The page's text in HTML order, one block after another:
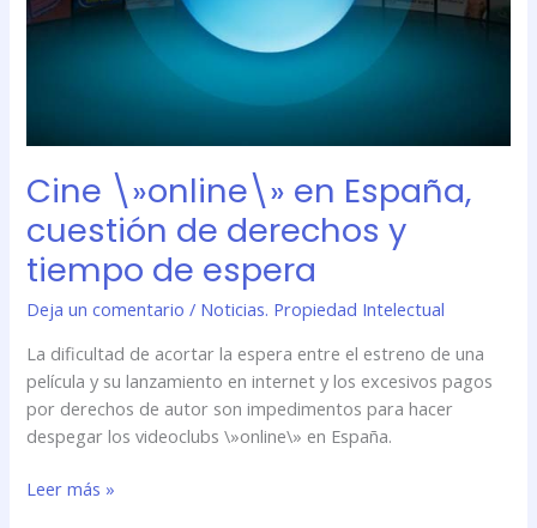
Cine \»online\» en España,
cuestión de derechos y
tiempo de espera
Deja un comentario / Noticias. Propiedad Intelectual
La dificultad de acortar la espera entre el estreno de una
película y su lanzamiento en internet y los excesivos pagos
por derechos de autor son impedimentos para hacer
despegar los videoclubs \»online\» en España.
de
espera
Leer más »